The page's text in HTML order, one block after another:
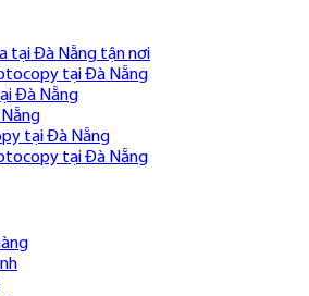
tại Đà Nẵng tận nơi
tại Đà Nẵng
Đà Nẵng
tại Đà Nẵng
tại Đà Nẵng